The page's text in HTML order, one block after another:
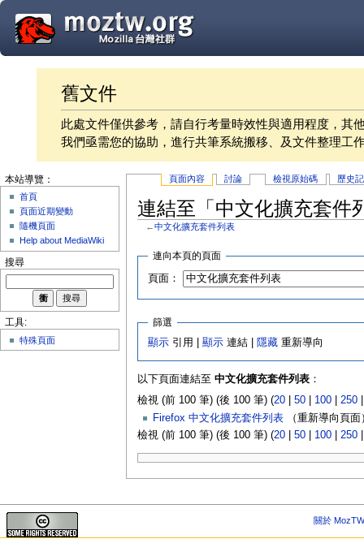
舊文件
此處文件僅供參考，請自行考量時效性與適用程度，其
我們亟需您的協助，進行共筆系統搬移、及文件整理工
頁面內容 討論 檢視原始碼 歷史
連結至「中文化擴充套件
←中文化擴充套件列表
連向本頁的頁面
頁面：
篩選
顯示 引用 |顯示 連結 | 隱藏 重新導向
以下頁面連結至 中文化擴充套件列表：
檢視 (前 100 筆) (後 100 筆) (20| 50| 100| 250
Firefox 中文化擴充套件列表（重新導向頁
檢視 (前 100 筆) (後 100 筆) (20| 50| 100| 250
本站導覽：
首頁
頁面近期變動
隨機頁面
Help about MediaWiki
搜尋
工具:
特殊頁面
關於